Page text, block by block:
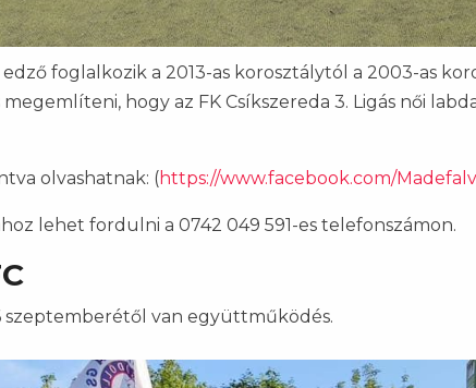
foglalkozik a 2013-as korosztálytól a 2003-as
megemlíteni, hogy az FK Csíkszereda 3. Ligás női
olvashatnak: (https://www.facebook.com/
lehet fordulni a 0742 049 591-es telefonszámon.
szeptemberétől van együttműködés.